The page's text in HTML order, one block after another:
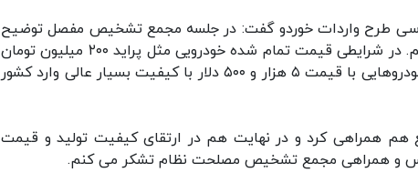
طرح واردات خوردو گفت: در جلسه مجمع تشخیص مفصل توضیح
دادم که چطور باید وضعیت خودرو را در کشور اصلاح کنیم. در شرایطی قیمت تمام شده خودرویی مثل پراید ۲۰۰ میلیون تومان
است که حتی با ارز حدود ۲۵ هزار تومان هم می توان خودروهایی با قیمت ۵ هزار و ۵۰۰ دلار با کیفیت بسیار عالی وارد کشور
همراهی کرد و در نهایت هم در ارتقای کیفیت تولید و قیمت
مجلس و همراهی مجمع تشخیص مصلحت نظام تشکر می کنم.